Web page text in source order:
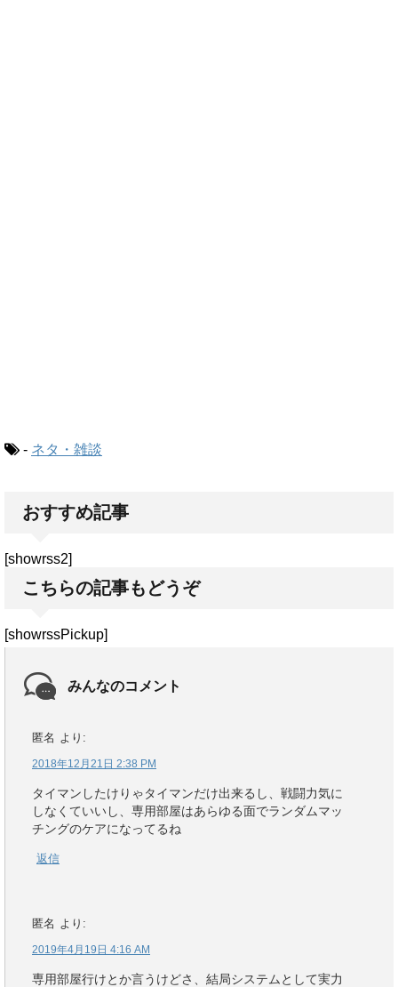
- ネタ・雑談
おすすめ記事
[showrss2]
こちらの記事もどうぞ
[showrssPickup]
みんなのコメント
匿名 より:
2018年12月21日 2:38 PM
タイマンしたけりゃタイマンだけ出来るし、戦闘力気に
しなくていいし、専用部屋はあらゆる面でランダムマッ
チングのケアになってるね
返信
匿名 より:
2019年4月19日 4:16 AM
専用部屋行けとか言うけどさ、結局システムとして実力